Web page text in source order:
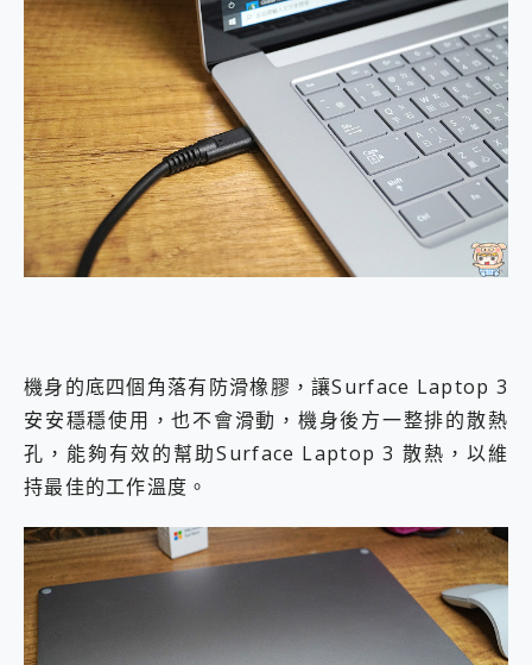
機身的底四個角落有防滑橡膠，讓Surface Laptop 3
安安穩穩使用，也不會滑動，機身後方一整排的散熱
孔，能夠有效的幫助Surface Laptop 3 散熱，以維
持最佳的工作溫度。